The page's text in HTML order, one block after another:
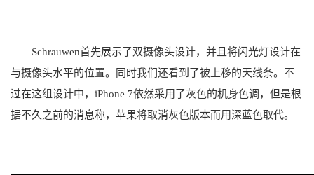
Schrauwen首先展示了双摄像头设计，并且将闪光灯设计在
与摄像头水平的位置。同时我们还看到了被上移的天线条。不
过在这组设计中，iPhone 7依然采用了灰色的机身色调，但是根
据不久之前的消息称，苹果将取消灰色版本而用深蓝色取代。